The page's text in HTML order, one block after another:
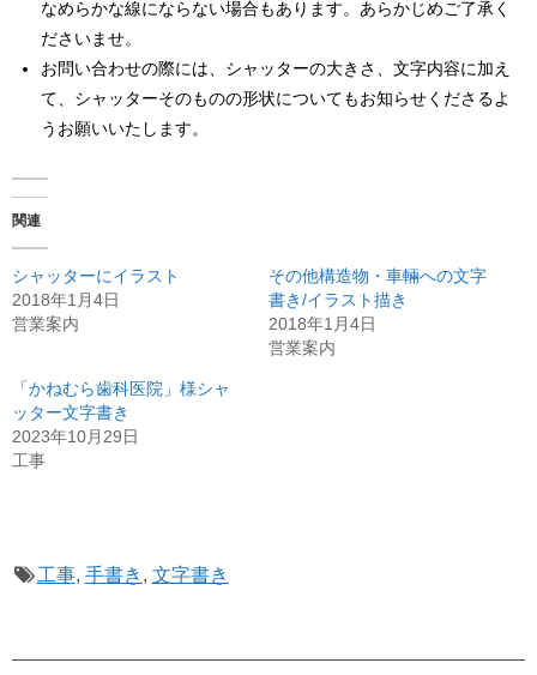
なめらかな線にならない場合もあります。あらかじめご了承く
ださいませ。
お問い合わせの際には、シャッターの大きさ、文字内容に加え
て、シャッターそのものの形状についてもお知らせくださるよ
うお願いいたします。
関連
シャッターにイラスト
2018年1月4日
営業案内
その他構造物・車輛への文字
書き/イラスト描き
2018年1月4日
営業案内
「かねむら歯科医院」様シャ
ッター文字書き
2023年10月29日
工事
工事, 手書き , 文字書き